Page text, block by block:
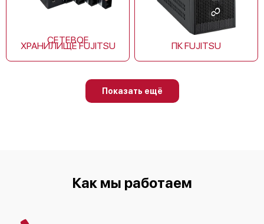
СЕТЕВОЕ
ХРАНИЛИЩЕ FUJITSU ПК FUJITSU
Показать ещё
Как мы работаем